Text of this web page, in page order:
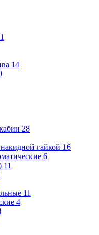
14
28
гайкой 16
6
11
11
4